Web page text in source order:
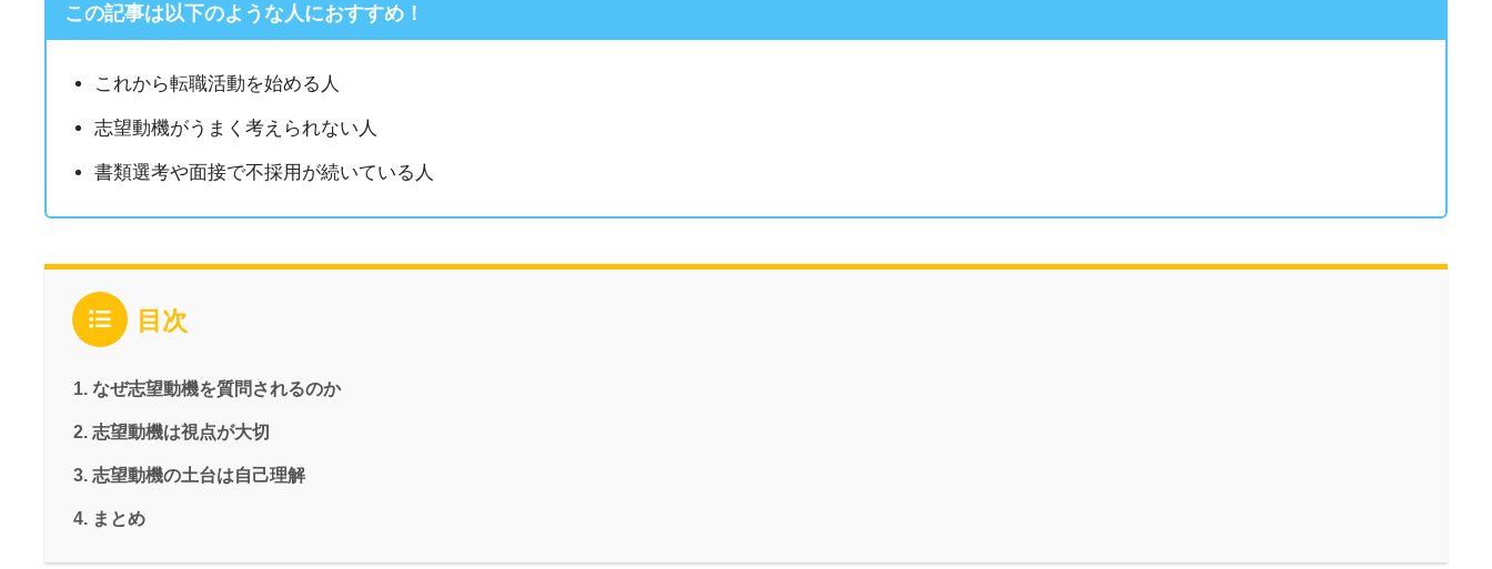
この記事は以下のような人におすすめ！
これから転職活動を始める人
志望動機がうまく考えられない人
書類選考や面接で不採用が続いている人
目次
なぜ志望動機を質問されるのか
志望動機は視点が大切
志望動機の土台は自己理解
まとめ